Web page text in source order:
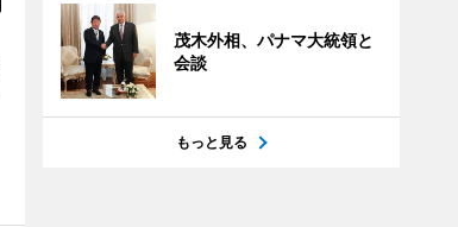
茂木外相、パナマ大統領と
会談
もっと見る